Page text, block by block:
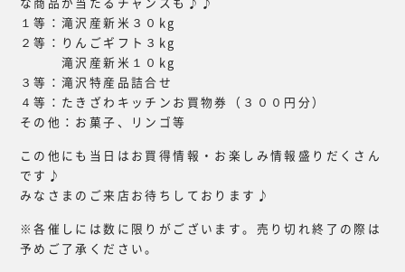
１等：滝沢産新米３０kg
２等：りんごギフト３kg
滝沢産新米１０kg
３等：滝沢特産品詰合せ
４等：たきざわキッチンお買物券（３００円分）
その他：お菓子、リンゴ等
この他にも当日はお買得情報・お楽しみ情報盛りだくさん
です♪
みなさまのご来店お待ちしております♪
※各催しには数に限りがございます。売り切れ終了の際は
予めご了承ください。